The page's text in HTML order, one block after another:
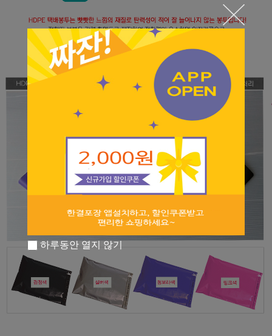
하루동안 열지 않기